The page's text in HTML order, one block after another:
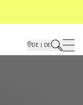
DE | DE